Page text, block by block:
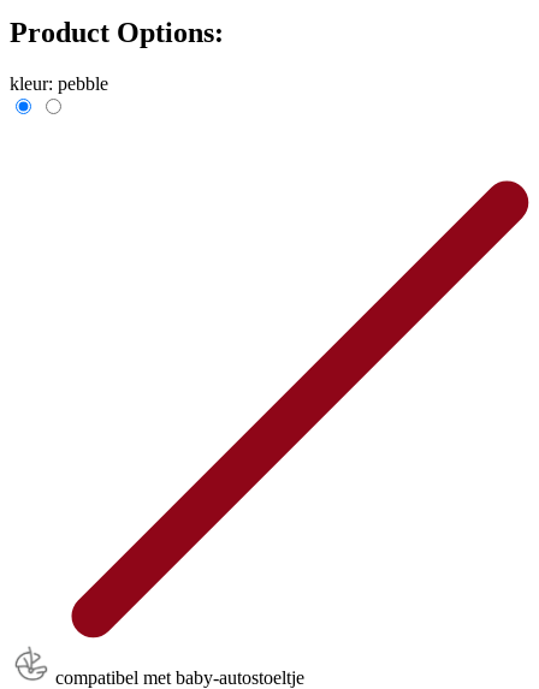
Product Options:
kleur: pebble
compatibel met baby-autostoeltje